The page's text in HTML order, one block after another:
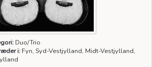
Duo/Trio
i:Fyn, Syd-Vestjylland, Midt-Vestjylland,